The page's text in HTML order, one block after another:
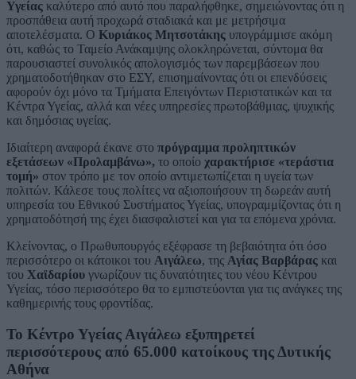
Υγείας καλύτερο από αυτό που παραλήφθηκε, σημειώνοντας ότι η
προσπάθεια αυτή προχωρά σταδιακά και με μετρήσιμα
αποτελέσματα. Ο Κυριάκος Μητσοτάκης υπογράμμισε ακόμη
ότι, καθώς το Ταμείο Ανάκαμψης ολοκληρώνεται, σύντομα θα
παρουσιαστεί συνολικός απολογισμός των παρεμβάσεων που
χρηματοδοτήθηκαν στο ΕΣΥ, επισημαίνοντας ότι οι επενδύσεις
αφορούν όχι μόνο τα Τμήματα Επειγόντων Περιστατικών και τα
Κέντρα Υγείας, αλλά και νέες υπηρεσίες πρωτοβάθμιας, ψυχικής
και δημόσιας υγείας.
Ιδιαίτερη αναφορά έκανε στο πρόγραμμα προληπτικών
εξετάσεων «Προλαμβάνω», το οποίο χαρακτήρισε «τεράστια
τομή» στον τρόπο με τον οποίο αντιμετωπίζεται η υγεία των
πολιτών. Κάλεσε τους πολίτες να αξιοποιήσουν τη δωρεάν αυτή
υπηρεσία του Εθνικού Συστήματος Υγείας, υπογραμμίζοντας ότι η
χρηματοδότησή της έχει διασφαλιστεί και για τα επόμενα χρόνια.
Κλείνοντας, ο Πρωθυπουργός εξέφρασε τη βεβαιότητα ότι όσο
περισσότερο οι κάτοικοι του Αιγάλεω, της Αγίας Βαρβάρας και
του Χαϊδαρίου γνωρίζουν τις δυνατότητες του νέου Κέντρου
Υγείας, τόσο περισσότερο θα το εμπιστεύονται για τις ανάγκες της
καθημερινής τους φροντίδας.
Το Κέντρο Υγείας Αιγάλεω εξυπηρετεί
περισσότερους από 65.000 κατοίκους της Δυτικής
Αθήνα